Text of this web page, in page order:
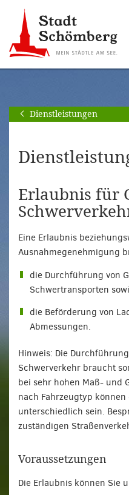
Hauptnavigation
springen
[Alt]+
Seiteninhalt
springen
[Alt]+
Dienstleistungen
Erlaubnis für
Eine Erlaubnis
Ausnahmegenehmigung
die Durchführung von
Schwertransporten
die Beförderung von
Abmessungen.
Hinweis: Die
Schwerverkehr braucht
bei sehr hohen Maß- und
nach Fahrzeugtyp
unterschiedlich sein.
zuständigen
Voraussetzungen
Die Erlaubnis können Sie